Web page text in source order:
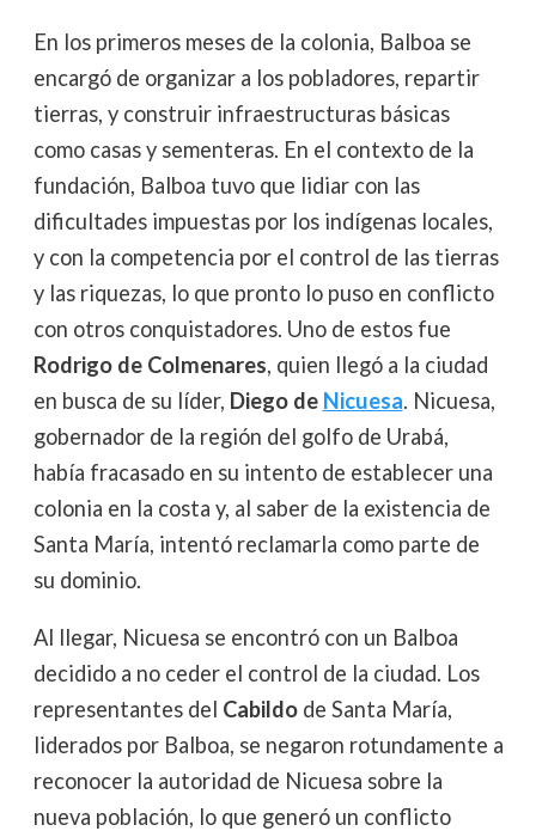
En los primeros meses de la colonia, Balboa se
encargó de organizar a los pobladores, repartir
tierras, y construir infraestructuras básicas
como casas y sementeras. En el contexto de la
fundación, Balboa tuvo que lidiar con las
dificultades impuestas por los indígenas locales,
y con la competencia por el control de las tierras
y las riquezas, lo que pronto lo puso en conflicto
con otros conquistadores. Uno de estos fue
Rodrigo de Colmenares, quien llegó a la ciudad
en busca de su líder, Diego de Nicuesa. Nicuesa,
gobernador de la región del golfo de Urabá,
había fracasado en su intento de establecer una
colonia en la costa y, al saber de la existencia de
Santa María, intentó reclamarla como parte de
su dominio.
Al llegar, Nicuesa se encontró con un Balboa
decidido a no ceder el control de la ciudad. Los
representantes del Cabildode Santa María,
liderados por Balboa, se negaron rotundamente a
reconocer la autoridad de Nicuesa sobre la
nueva población, lo que generó un conflicto